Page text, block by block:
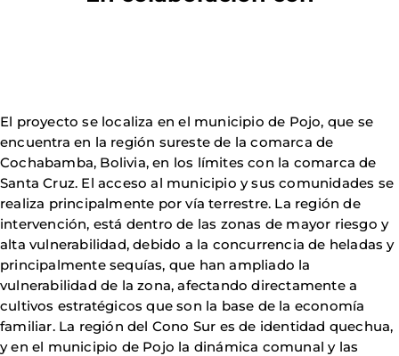
El proyecto se localiza en el municipio de Pojo, que se
encuentra en la región sureste de la comarca de
Cochabamba, Bolivia, en los límites con la comarca de
Santa Cruz. El acceso al municipio y sus comunidades se
realiza principalmente por vía terrestre. La región de
intervención, está dentro de las zonas de mayor riesgo y
alta vulnerabilidad, debido a la concurrencia de heladas y
principalmente sequías, que han ampliado la
vulnerabilidad de la zona, afectando directamente a
cultivos estratégicos que son la base de la economía
familiar. La región del Cono Sur es de identidad quechua,
y en el municipio de Pojo la dinámica comunal y las